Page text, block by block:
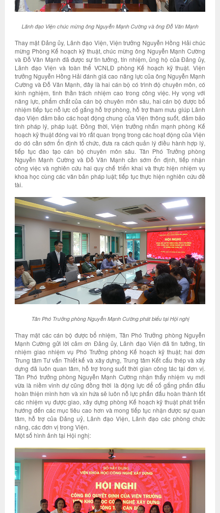
Lãnh đạo Viện chúc mừng ông Nguyễn Mạnh Cường và ông Đỗ Văn Mạnh
Thay mặt Đảng ủy, Lãnh đạo Viện, Viện trưởng Nguyễn Hồng Hải chúc
mừng Phòng Kế hoạch kỹ thuật, chúc mừng ông Nguyễn Mạnh Cường
và Đỗ Văn Mạnh đã được sự tin tưởng, tín nhiệm, ủng hộ của Đảng ủy,
Lãnh đạo Viện và toàn thể VCNLĐ phòng Kế hoạch kỹ thuật. Viện
trưởng Nguyễn Hồng Hải đánh giá cao năng lực của ông Nguyễn Mạnh
Cường và Đỗ Văn Mạnh, đây là hai cán bộ có trình độ chuyên môn, có
kinh nghiệm, tinh thần trách nhiệm cao trong công việc. Hy vọng với
năng lực, phẩm chất của cán bộ chuyên môn sâu, hai cán bộ được bổ
nhiệm tiếp tục nỗ lực cố gắng hỗ trợ phòng, hỗ trợ tham mưu giúp Lãnh
đạo Viện đảm bảo các hoạt động chung của Viện thông suốt, đảm bảo
tính pháp lý, pháp luật. Đồng thời, Viện trưởng nhấn mạnh phòng Kế
hoạch kỹ thuật đóng vai trò rất quan trọng trong các hoạt động của Viện
do dó cần sớm ổn định tổ chức, đưa ra cách quản lý điều hành hợp lý,
tiếp tục đào tạo cán bộ chuyên môn sâu. Tân Phó Trưởng phòng
Nguyễn Mạnh Cường và Đỗ Văn Mạnh cần sớm ổn định, tiếp nhận
công việc và nghiên cứu hai quy chế triển khai và thực hiện nhiệm vụ
khoa học cùng các văn bản pháp luật; tiếp tục thực hiện nghiên cứu đề
tài.
Tân Phó Trưởng phòng Nguyễn Mạnh Cường phát biểu tại Hội nghị
Thay mặt các cán bộ được bổ nhiệm, Tân Phó Trưởng phòng Nguyễn
Mạnh Cường gửi lời cảm ơn Đảng ủy, Lãnh đạo Viện đã tin tưởng, tín
nhiệm giao nhiệm vụ Phó Trưởng phòng Kế hoạch kỹ thuật; hai đơn
Trung tâm Tư vấn Thiết kế và xây dựng, Trung tâm Kết cấu thép và xây
dựng đã luôn quan tâm, hỗ trợ trong suốt thời gian công tác tại đơn vị.
Tân Phó trưởng phòng Nguyễn Mạnh Cường nhận thấy nhiệm vụ mới
vừa là niềm vinh dự cũng đồng thời là động lực để cố gắng phấn đấu
hoàn thiện mình hơn và xin hứa sẽ luôn nỗ lực phấn đấu hoàn thành tốt
các nhiệm vụ được giao, xây dựng phòng Kế hoạch kỹ thuật phát triển
hướng đến các mục tiêu cao hơn và mong tiếp tục nhận được sự quan
tâm, hỗ trợ của Đảng uỷ, Lãnh đạo Viện, Lãnh đạo các phòng chức
năng, các đơn vị trong Viện.
Một số hình ảnh tại Hội nghị: